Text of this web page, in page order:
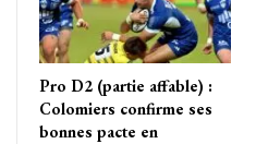
Pro D2 (partie affable) :
Colomiers confirme ses
bonnes pacte en